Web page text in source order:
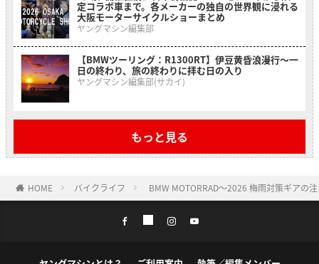
定コラボ車まで。各メーカーの独自の世界観に浸れる
大阪モーターサイクルショーまとめ
ヤングマシン編集部
【BMWツーリング：R1300RT】伊豆黄昏浪漫行〜一
日の終わり、旅の終わりに拝む日の入り
ヤングマシン編集部(サカイ)
もっと見る
HOME バイクライフ BMW MOTORRAD〜2026 梅雨対策ギアの